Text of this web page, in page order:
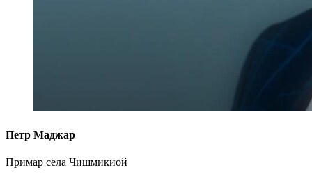
Петр Маджар
Примар села Чишмикиой